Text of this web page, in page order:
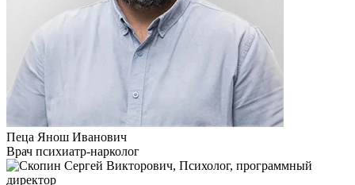
Пеца Янош Иванович
Врач психиатр-нарколог